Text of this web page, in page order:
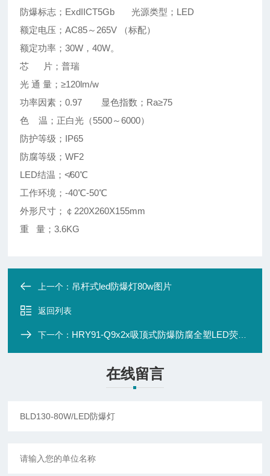
防爆标志；ExdIICT5Gb 光源类型；LED
额定电压；AC85～265V （标配）
额定功率；30W，40W。
芯 片；普瑞
光 通 量；≥120lm/w
功率因素；0.97 显色指数；Ra≥75
色 温；正白光（5500～6000）
防护等级；IP65
防腐等级；WF2
LED结温；≮60℃
工作环境；-40℃-50℃
外形尺寸；￠220X260X155mm
重 量；3.6KG
上一个： 吊杆式led防爆灯80w图片
返回列表
下一个： HRY91-Q9x2x吸顶式防爆防腐全塑LED荧光灯
在线留言